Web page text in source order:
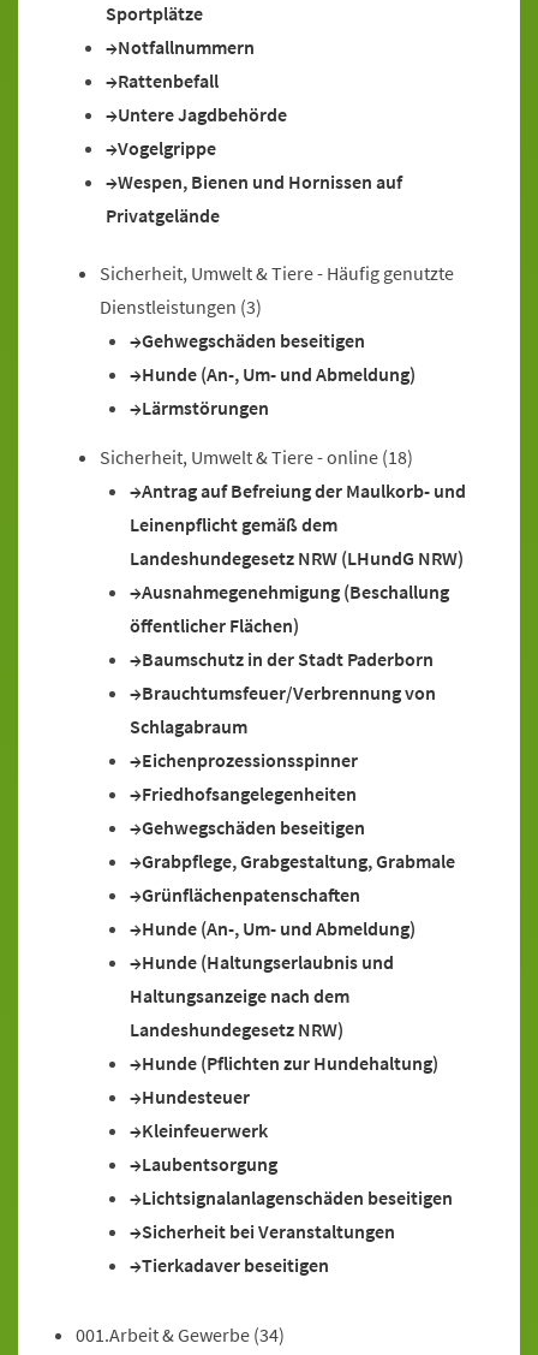
Sportplätze
Notfallnummern
Rattenbefall
Untere Jagdbehörde
Vogelgrippe
Wespen, Bienen und Hornissen auf
Privatgelände
Sicherheit, Umwelt & Tiere - Häufig genutzte
Dienstleistungen (3)
Gehwegschäden beseitigen
Hunde (An-, Um- und Abmeldung)
Lärmstörungen
Sicherheit, Umwelt & Tiere - online (18)
Antrag auf Befreiung der Maulkorb- und
Leinenpflicht gemäß dem
Landeshundegesetz NRW (LHundG NRW)
Ausnahmegenehmigung (Beschallung
öffentlicher Flächen)
Baumschutz in der Stadt Paderborn
Brauchtumsfeuer/Verbrennung von
Schlagabraum
Eichenprozessionsspinner
Friedhofsangelegenheiten
Gehwegschäden beseitigen
Grabpflege, Grabgestaltung, Grabmale
Grünflächenpatenschaften
Hunde (An-, Um- und Abmeldung)
Hunde (Haltungserlaubnis und
Haltungsanzeige nach dem
Landeshundegesetz NRW)
Hunde (Pflichten zur Hundehaltung)
Hundesteuer
Kleinfeuerwerk
Laubentsorgung
Lichtsignalanlagenschäden beseitigen
Sicherheit bei Veranstaltungen
Tierkadaver beseitigen
001.Arbeit & Gewerbe (34)